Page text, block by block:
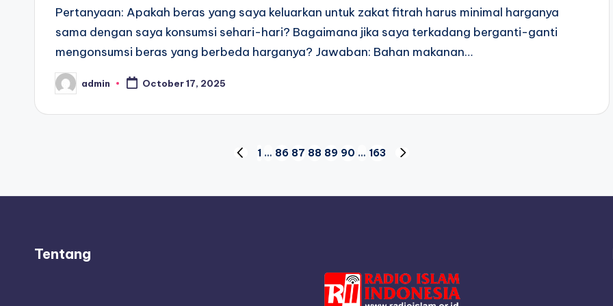
Pertanyaan: Apakah beras yang saya keluarkan untuk zakat fitrah harus minimal harganya
sama dengan saya konsumsi sehari-hari? Bagaimana jika saya terkadang berganti-ganti
mengonsumsi beras yang berbeda harganya? Jawaban: Bahan makanan…
Posted
by
admin October 17, 2025
pagination
PREVIOUS
1 … 86 87 88 89 90 … 163
Tentang